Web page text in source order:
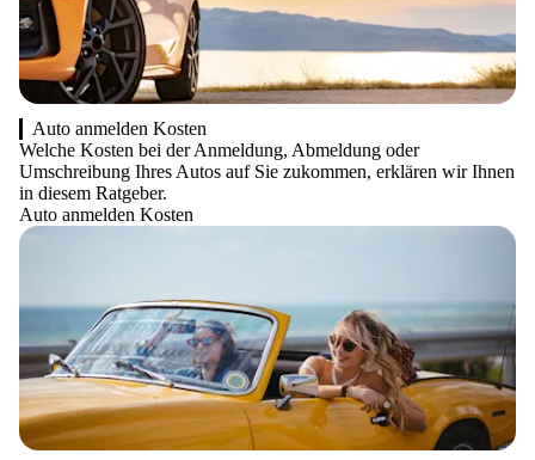
Auto anmelden Kosten
Welche Kosten bei der Anmeldung, Abmeldung oder
Umschreibung Ihres Autos auf Sie zukommen, erklären wir Ihnen
in diesem Ratgeber.
Auto anmelden Kosten